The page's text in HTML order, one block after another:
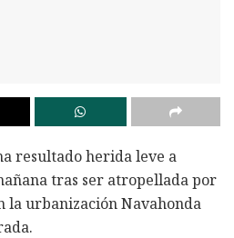
resultado herida leve a
tras ser atropellada por
la urbanización Navahonda